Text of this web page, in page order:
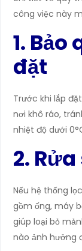
công việc này
1.
đặt
Trước khi lắp
nơi khô ráo,
nhiệt độ dưới
2.
Nếu hệ thống
gồm ống, máy
giúp loại bỏ
nào ảnh hưởng